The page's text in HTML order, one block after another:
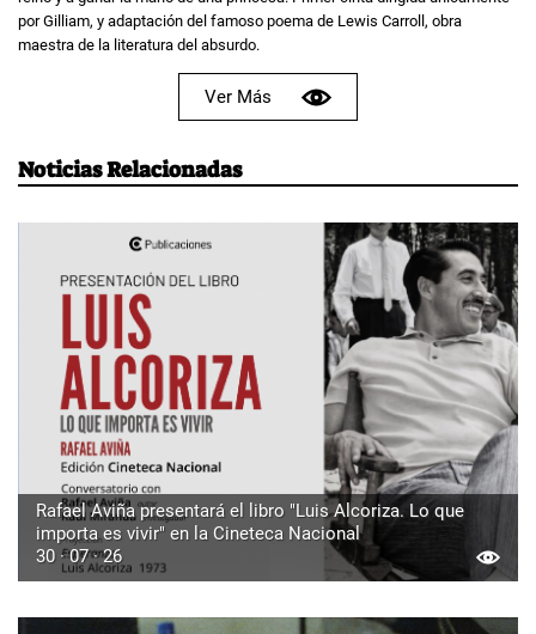
por Gilliam, y adaptación del famoso poema de Lewis Carroll, obra
maestra de la literatura del absurdo.
Ver Más
Noticias Relacionadas
Rafael Aviña presentará el libro "Luis Alcoriza. Lo que
importa es vivir" en la Cineteca Nacional
30 · 07 · 26